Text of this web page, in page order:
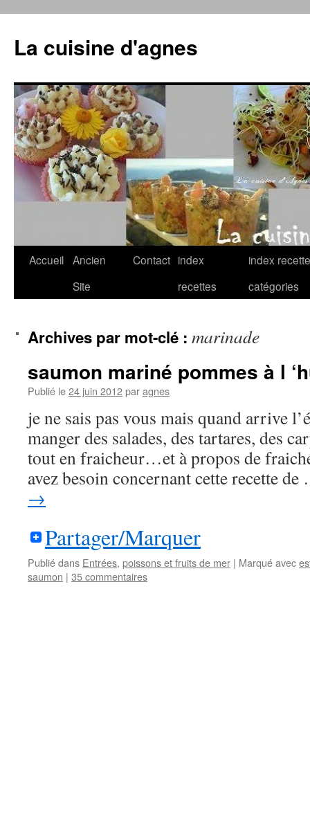
La cuisine d'agnes
Aller
Accueil Ancien
Site
Contact index
recettes
index
catégories
Archives par mot-clé : marinade
saumon mariné pommes à l
Publié le24 juin 2012paragnes
je ne sais pas vous mais quand arrive
manger des salades, des tartares, des
tout en fraicheur…et à propos de
avez besoin concernant cette recette
→
Partager/Marquer
Publié dans Entrées, poissons et fruits de mer | Marqué avec
saumon | 35 commentaires